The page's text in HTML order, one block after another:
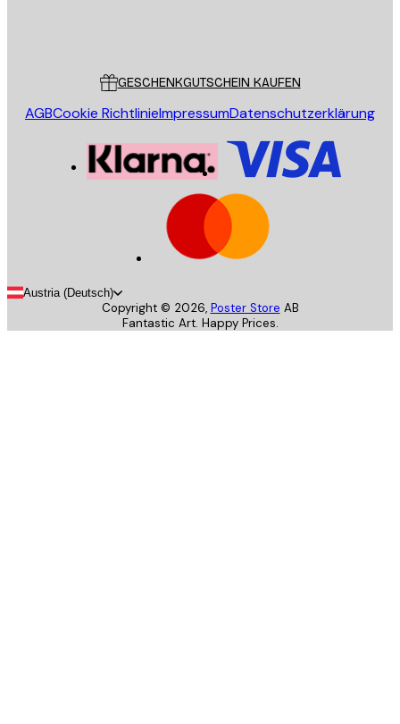
GESCHENKGUTSCHEIN KAUFEN
AGBCookie RichtlinieImpressumDatenschutzerklärung
Austria (Deutsch)
Copyright © 2026, Poster Store AB
Fantastic Art. Happy Prices.